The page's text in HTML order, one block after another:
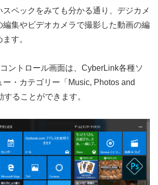
スペックをみても分かる通り、デジカメ
編集やビデオカメラで撮影した動画の編
す。
ントロール画面は、CyberLink各種ソ
ー・カテゴリー「Music, Photos and
ることができます。